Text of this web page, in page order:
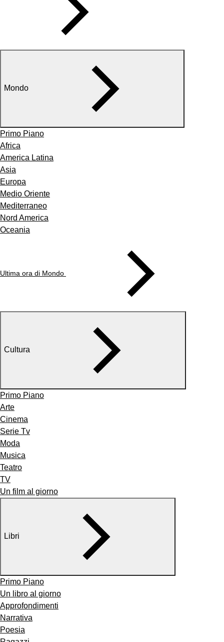
Mondo
Primo Piano
Africa
America Latina
Asia
Europa
Medio Oriente
Mediterraneo
Nord America
Oceania
Ultima ora di Mondo
Cultura
Primo Piano
Arte
Cinema
Serie Tv
Moda
Musica
Teatro
TV
Un film al giorno
Libri
Primo Piano
Un libro al giorno
Approfondimenti
Narrativa
Poesia